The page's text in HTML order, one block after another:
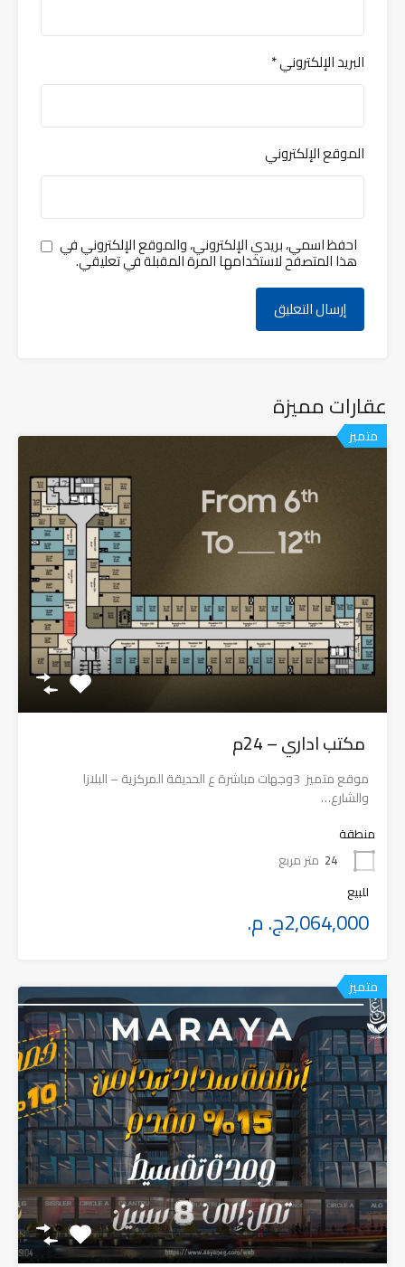
البريد الإلكتروني*
الموقع الإلكتروني
احفظ اسمي، بريدي الإلكتروني، والموقع الإلكتروني في
هذا المتصفح لاستخدامها المرة المقبلة في تعليقي.
عقارات مميزة
متميز
مكتب اداري – 24م
موقع متميز 3وجهات مباشرة ع الحديقة المركزية – البلازا
والشارع…
منطقة
24 متر مربع
للبيع
2,064,000ج. م.
متميز